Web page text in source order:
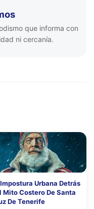
que informa con
ni cercanía.
Urbana Detrás
Mito Costero De Santa
De Tenerife